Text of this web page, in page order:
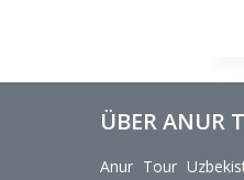
ÜBER ANUR
Anur Tour